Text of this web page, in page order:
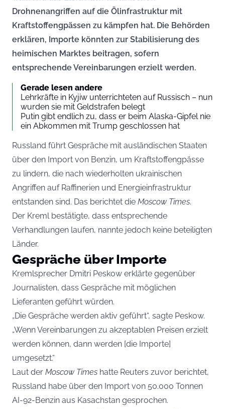
Drohnenangriffen auf die Ölinfrastruktur mit
Kraftstoffengpässen zu kämpfen hat. Die Behörden
erklären, Importe könnten zur Stabilisierung des
heimischen Marktes beitragen, sofern
entsprechende Vereinbarungen erzielt werden.
Gerade lesen andere
Lehrkräfte in Kyjiw unterrichteten auf Russisch – nun
wurden sie mit Geldstrafen belegt
Putin gibt endlich zu, dass er beim Alaska-Gipfel nie
ein Abkommen mit Trump geschlossen hat
Russland führt Gespräche mit ausländischen Staaten
über den Import von Benzin, um Kraftstoffengpässe
zu lindern, die nach wiederholten ukrainischen
Angriffen auf Raffinerien und Energieinfrastruktur
entstanden sind. Das berichtet die Moscow Times.
Der Kreml bestätigte, dass entsprechende
Verhandlungen laufen, nannte jedoch keine beteiligten
Länder.
Gespräche über Importe
Kremlsprecher Dmitri Peskow erklärte gegenüber
Journalisten, dass Gespräche mit möglichen
Lieferanten geführt würden.
„Die Gespräche werden aktiv geführt“, sagte Peskow.
„Wenn Vereinbarungen zu akzeptablen Preisen erzielt
werden können, dann werden [die Importe]
umgesetzt.“
Laut der Moscow Times hatte Reuters zuvor berichtet,
Russland habe über den Import von 50.000 Tonnen
AI-92-Benzin aus Kasachstan gesprochen.